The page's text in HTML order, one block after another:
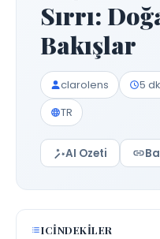
Sırrı:
Bakışlar
clarolens 5
TR
AI Ozeti
ICINDEKILER